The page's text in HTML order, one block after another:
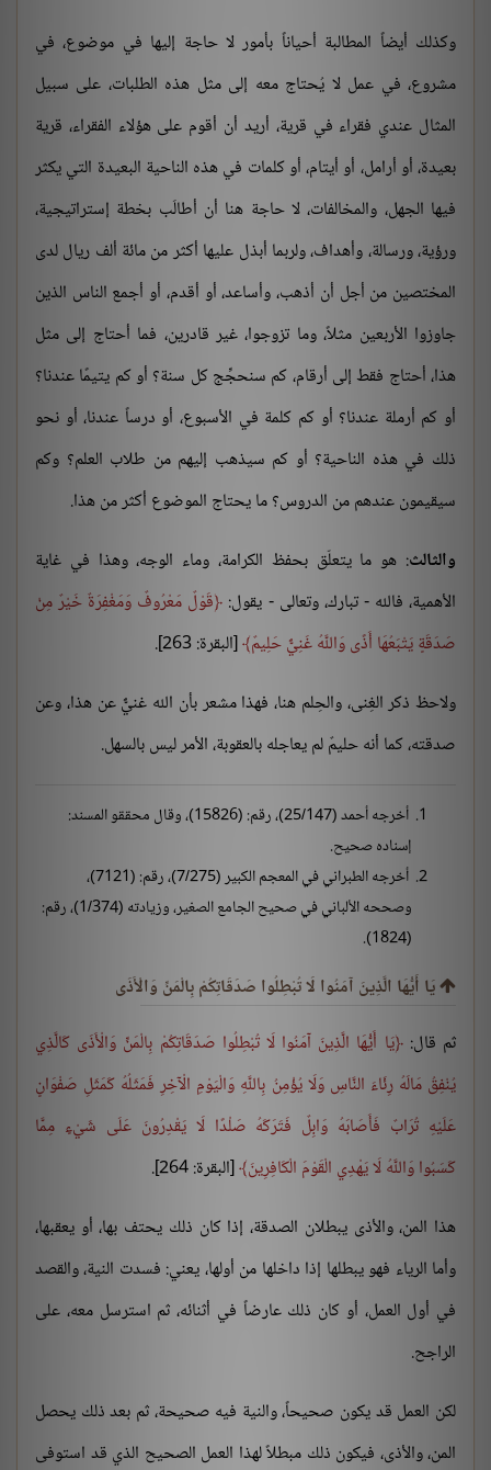
وكذلك أيضاً المطالبة أحياناً بأمور لا حاجة إليها في موضوع، في
مشروع، في عمل لا يُحتاج معه إلى مثل هذه الطلبات، على سبيل
المثال عندي فقراء في قرية، أريد أن أقوم على هؤلاء الفقراء، قرية
بعيدة، أو أرامل، أو أيتام، أو كلمات في هذه الناحية البعيدة التي يكثر
فيها الجهل، والمخالفات، لا حاجة هنا أن أطالَب بخطة إستراتيجية،
ورؤية، ورسالة، وأهداف، ولربما أبذل عليها أكثر من مائة ألف ريال لدى
المختصين من أجل أن أذهب، وأساعد، أو أقدم، أو أجمع الناس الذين
جاوزوا الأربعين مثلاً، وما تزوجوا، غير قادرين، فما أحتاج إلى مثل
هذا، أحتاج فقط إلى أرقام، كم سنحجِّج كل سنة؟ أو كم يتيمًا عندنا؟
أو كم أرملة عندنا؟ أو كم كلمة في الأسبوع، أو درساً عندنا، أو نحو
ذلك في هذه الناحية؟ أو كم سيذهب إليهم من طلاب العلم؟ وكم
سيقيمون عندهم من الدروس؟ ما يحتاج الموضوع أكثر من هذا.
والثالث: هو ما يتعلّق بحفظ الكرامة، وماء الوجه، وهذا في غاية
الأهمية، فالله - تبارك، وتعالى - يقول: قَوْلٌ مَعْرُوفٌ وَمَغْفِرَةٌ خَيْرٌ مِنْ
صَدَقَةٍ يَتْبَعُهَا أَذًى وَاللَّهُ غَنِيٌّ حَلِيمٌ [البقرة: 263].
ولاحظ ذكر الغِنى، والحِلم هنا، فهذا مشعر بأن الله غنيٌّ عن هذا، وعن
صدقته، كما أنه حليمٌ لم يعاجله بالعقوبة، الأمر ليس بالسهل.
أخرجه أحمد (25/147)، رقم: (15826)، وقال محققو المسند:
إسناده صحيح.
أخرجه الطبراني في المعجم الكبير (7/275)، رقم: (7121)،
وصححه الألباني في صحيح الجامع الصغير، وزيادته (1/374)، رقم:
(1824).
يَا أَيُّهَا الَّذِينَ آمَنُوا لَا تُبْطِلُوا صَدَقَاتِكُمْ بِالْمَنِّ وَالْأَذَى
ثم قال: يَا أَيُّهَا الَّذِينَ آمَنُوا لَا تُبْطِلُوا صَدَقَاتِكُمْ بِالْمَنِّ وَالْأَذَى كَالَّذِي
يُنْفِقُ مَالَهُ رِئَاءَ النَّاسِ وَلَا يُؤْمِنُ بِاللَّهِ وَالْيَوْمِ الْآخِرِ فَمَثَلُهُ كَمَثَلِ صَفْوَانٍ
عَلَيْهِ تُرَابٌ فَأَصَابَهُ وَابِلٌ فَتَرَكَهُ صَلْدًا لَا يَقْدِرُونَ عَلَى شَيْءٍ مِمَّا
كَسَبُوا وَاللَّهُ لَا يَهْدِي الْقَوْمَ الْكَافِرِينَ [البقرة: 264].
هذا المن، والأذى يبطلان الصدقة، إذا كان ذلك يحتف بها، أو يعقبها،
وأما الرياء فهو يبطلها إذا داخلها من أولها، يعني: فسدت النية، والقصد
في أول العمل، أو كان ذلك عارضاً في أثنائه، ثم استرسل معه، على
الراجح.
لكن العمل قد يكون صحيحاً، والنية فيه صحيحة، ثم بعد ذلك يحصل
المن، والأذى، فيكون ذلك مبطلاً لهذا العمل الصحيح الذي قد استوفى